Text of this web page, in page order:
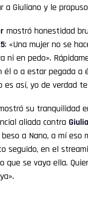
a Giuliano y le
mostró honestidad
: «Una mujer no se
ni en pedo».
él o a estar pegada a
es así, yo de verdad
su tranquilidad
aliada contra
a Nano, a mí eso
seguido, en el
que se vaya ella.